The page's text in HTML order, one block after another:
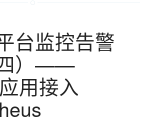
台监控告警
）——
用接入